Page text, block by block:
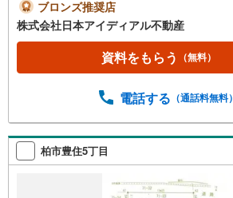
ブロンズ推奨店
株式会社日本アイディアル不動産
資料をもらう （無料）
電話する （通話料無料）
柏市豊住5丁目